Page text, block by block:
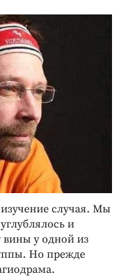
случая. Мы
и
вины у одной из
Но прежде